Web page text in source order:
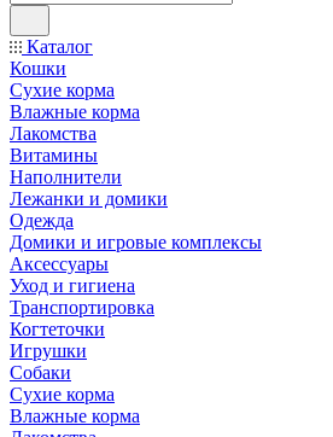
Каталог
Кошки
Сухие корма
Влажные корма
Лакомства
Витамины
Наполнители
Лежанки и домики
Одежда
Домики и игровые комплексы
Аксессуары
Уход и гигиена
Транспортировка
Когтеточки
Игрушки
Собаки
Сухие корма
Влажные корма